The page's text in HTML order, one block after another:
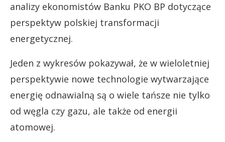
analizy ekonomistów Banku PKO BP dotyczące
perspektyw polskiej transformacji
energetycznej.
Jeden z wykresów pokazywał, że w wieloletniej
perspektywie nowe technologie wytwarzające
energię odnawialną są o wiele tańsze nie tylko
od węgla czy gazu, ale także od energii
atomowej.